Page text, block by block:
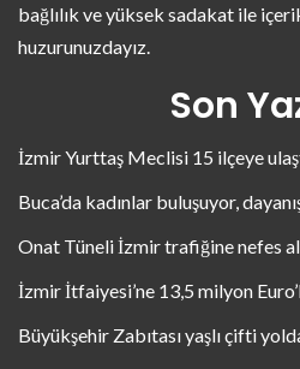
bağlılık ve yüksek sadakat ile
huzurunuzdayız.
Son
İzmir Yurttaş Meclisi 15 ilçeye
Buca’da kadınlar buluşuyor,
Onat Tüneli İzmir trafiğine nefes
İzmir İtfaiyesi’ne 13,5 milyon
Büyükşehir Zabıtası yaşlı çifti